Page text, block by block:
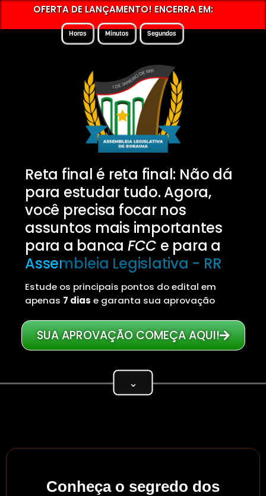
OFERTA DE LANÇAMENTO! ENCERRA EM:
Horas Minutos Segundos
Reta final é reta final: Não dá
para estudar tudo. Agora,
você precisa focar nos
assuntos mais importantes
para a banca FCC e para a
Assembleia Legislativa - RR
Estude os principais pontos do edital em
apenas 7 dias e garanta sua aprovação
SUA APROVAÇÃO COMEÇA AQUI!
⌄
Conheça o segredo dos